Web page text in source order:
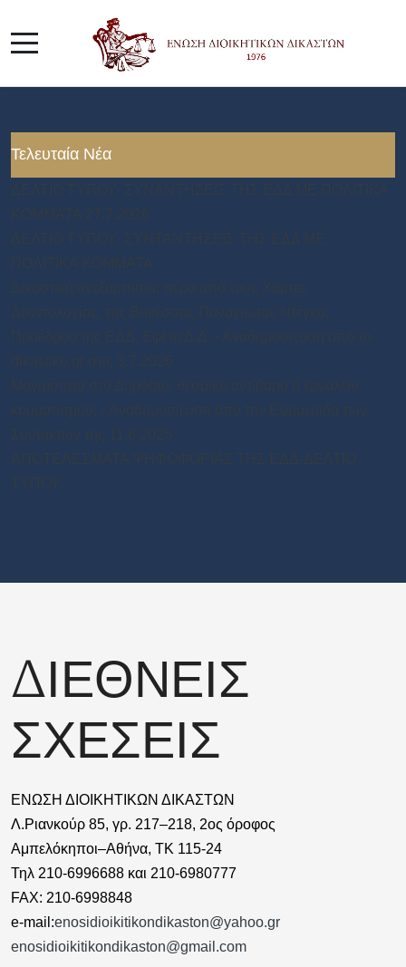
Τελευταία Νέα
ΔΙΕΘΝΕΙΣ
ΣΧΕΣΕΙΣ
ΕΝΩΣΗ ΔΙΟΙΚΗΤΙΚΩΝ ΔΙΚΑΣΤΩΝ
Λ.Ριανκούρ 85, γρ. 217–218, 2ος όροφος
Αμπελόκηποι–Αθήνα, ΤΚ 115-24
Τηλ 210-6996688 και 210-6980777
FAX: 210-6998848
e-mail:enosidioikitikondikaston@yahoo.gr
enosidioikitikondikaston@gmail.com